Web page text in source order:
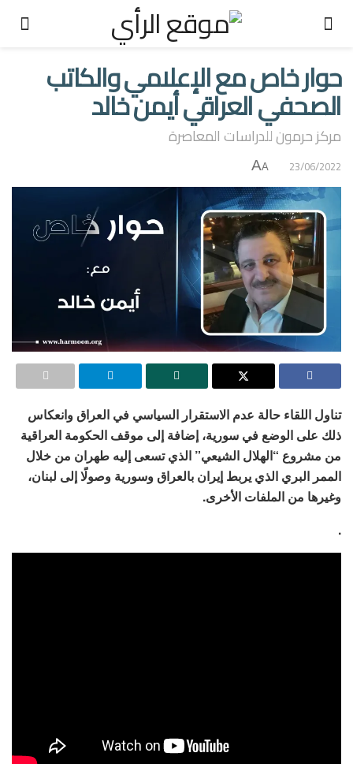
حوار خاص مع الإعلامي والكاتب
الصحفي العراقي أيمن خالد
مركز حرمون للدراسات المعاصرة
23/06/2022
A
A
تناول اللقاء حالة عدم الاستقرار السياسي في العراق وانعكاس
ذلك على الوضع في سورية، إضافة إلى موقف الحكومة العراقية
من مشروع “الهلال الشيعي” الذي تسعى إليه طهران من خلال
الممر البري الذي يربط إيران بالعراق وسورية وصولًا إلى لبنان،
وغيرها من الملفات الأخرى.
.